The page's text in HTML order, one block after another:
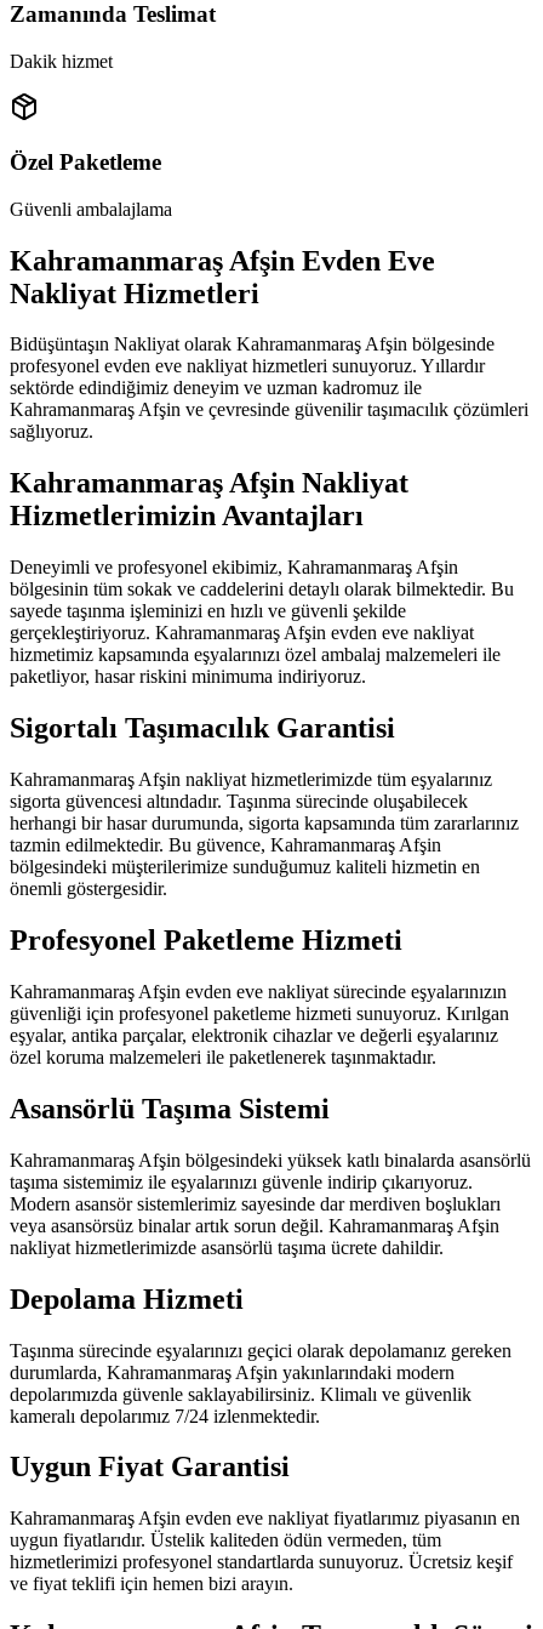
Zamanında Teslimat
Dakik hizmet
Özel Paketleme
Güvenli ambalajlama
Kahramanmaraş Afşin Evden Eve
Nakliyat Hizmetleri
Bidüşüntaşın Nakliyat olarak Kahramanmaraş Afşin bölgesinde
profesyonel evden eve nakliyat hizmetleri sunuyoruz. Yıllardır
sektörde edindiğimiz deneyim ve uzman kadromuz ile
Kahramanmaraş Afşin ve çevresinde güvenilir taşımacılık çözümleri
sağlıyoruz.
Kahramanmaraş Afşin Nakliyat
Hizmetlerimizin Avantajları
Deneyimli ve profesyonel ekibimiz, Kahramanmaraş Afşin
bölgesinin tüm sokak ve caddelerini detaylı olarak bilmektedir. Bu
sayede taşınma işleminizi en hızlı ve güvenli şekilde
gerçekleştiriyoruz. Kahramanmaraş Afşin evden eve nakliyat
hizmetimiz kapsamında eşyalarınızı özel ambalaj malzemeleri ile
paketliyor, hasar riskini minimuma indiriyoruz.
Sigortalı Taşımacılık Garantisi
Kahramanmaraş Afşin nakliyat hizmetlerimizde tüm eşyalarınız
sigorta güvencesi altındadır. Taşınma sürecinde oluşabilecek
herhangi bir hasar durumunda, sigorta kapsamında tüm zararlarınız
tazmin edilmektedir. Bu güvence, Kahramanmaraş Afşin
bölgesindeki müşterilerimize sunduğumuz kaliteli hizmetin en
önemli göstergesidir.
Profesyonel Paketleme Hizmeti
Kahramanmaraş Afşin evden eve nakliyat sürecinde eşyalarınızın
güvenliği için profesyonel paketleme hizmeti sunuyoruz. Kırılgan
eşyalar, antika parçalar, elektronik cihazlar ve değerli eşyalarınız
özel koruma malzemeleri ile paketlenerek taşınmaktadır.
Asansörlü Taşıma Sistemi
Kahramanmaraş Afşin bölgesindeki yüksek katlı binalarda asansörlü
taşıma sistemimiz ile eşyalarınızı güvenle indirip çıkarıyoruz.
Modern asansör sistemlerimiz sayesinde dar merdiven boşlukları
veya asansörsüz binalar artık sorun değil. Kahramanmaraş Afşin
nakliyat hizmetlerimizde asansörlü taşıma ücrete dahildir.
Depolama Hizmeti
Taşınma sürecinde eşyalarınızı geçici olarak depolamanız gereken
durumlarda, Kahramanmaraş Afşin yakınlarındaki modern
depolarımızda güvenle saklayabilirsiniz. Klimalı ve güvenlik
kameralı depolarımız 7/24 izlenmektedir.
Uygun Fiyat Garantisi
Kahramanmaraş Afşin evden eve nakliyat fiyatlarımız piyasanın en
uygun fiyatlarıdır. Üstelik kaliteden ödün vermeden, tüm
hizmetlerimizi profesyonel standartlarda sunuyoruz. Ücretsiz keşif
ve fiyat teklifi için hemen bizi arayın.